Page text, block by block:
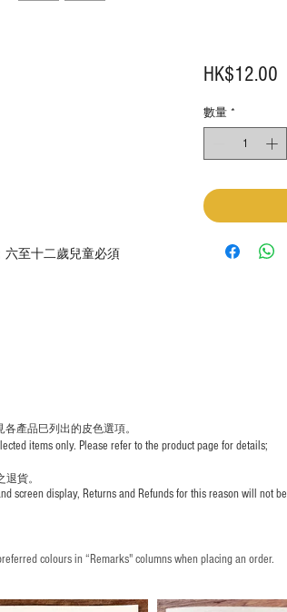
六至十二歲兒童必須
HK$12.00價
數量 *
產品巳列出的皮色選項。
items only. Please refer to the product page for details;
貨。
screen display, Returns and Refunds for this reason will not be
colours in “Remarks" columns when placing an order.